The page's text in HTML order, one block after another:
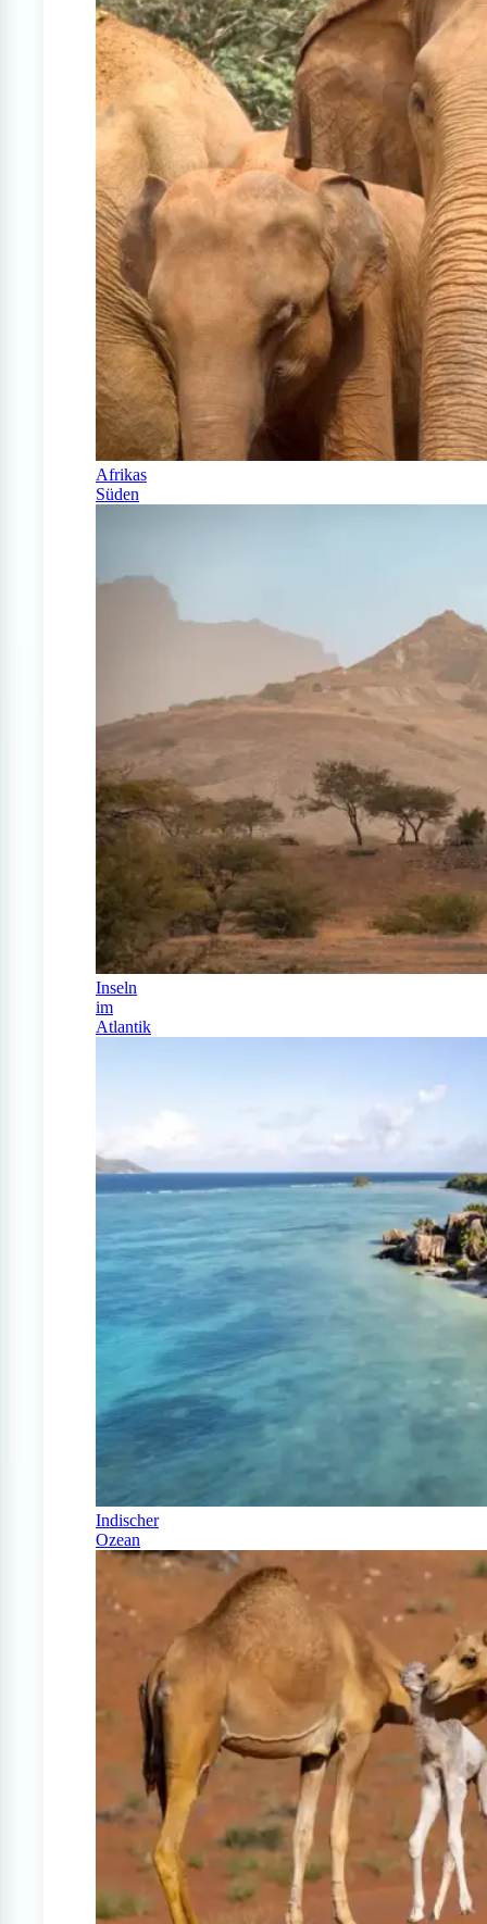
Afrikas
Süden
Inseln
im
Atlantik
Indischer
Ozean